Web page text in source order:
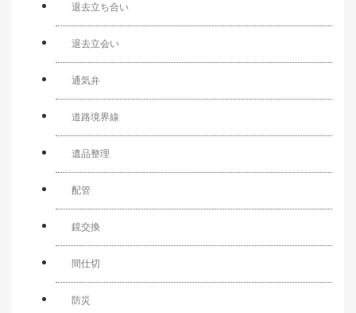
退去立ち合い
退去立会い
通気弁
道路境界線
遺品整理
配管
鏡交換
間仕切
防災